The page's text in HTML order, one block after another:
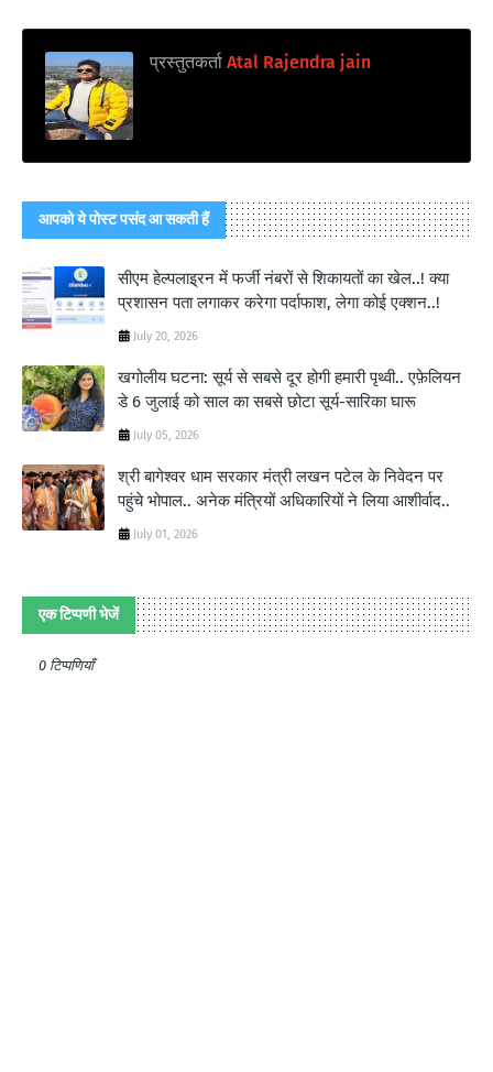
प्रस्तुतकर्ता Atal Rajendra jain
आपको ये पोस्ट पसंद आ सकती हैं
सीएम हेल्पलाइ्रन में फर्जी नंबरों से शिकायतों का खेल..! क्या
प्रशासन पता लगाकर करेगा पर्दाफाश, लेगा कोई एक्शन..!
July 20, 2026
खगोलीय घटना: सूर्य से सबसे दूर होगी हमारी पृथ्वी.. एफ़ेलियन
डे 6 जुलाई को साल का सबसे छोटा सूर्य-सारिका घारू
July 05, 2026
श्री बागेश्‍वर धाम सरकार मंत्री लखन पटेल के निवेदन पर
पहुंचे भोपाल.. अनेक मंत्रियों अधिकारियों ने लिया आशीर्वाद..
July 01, 2026
एक टिप्पणी भेजें
0 टिप्पणियाँ